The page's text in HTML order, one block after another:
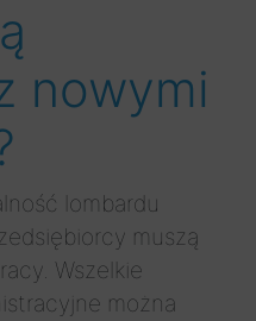
nowymi
lombardu
muszą
Wszelkie
można